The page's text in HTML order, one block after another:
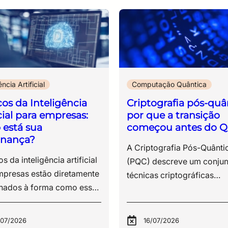
Artificial
da Inteligência
para empresas:
sua
uso de IA também passa a envolver obrigações legais. Diante dessas questões, estruturar governança de IA é uma medida necessária e urgente para alinhar inovação, segurança e responsabilidade. Sua empresa está pronta para esse novo momento? Ao longo deste conteúdo, você verá: Riscos operacionais e estratégicos da IA nas empresas A incorporação de inteligência artificial ao ambiente corporativo introduz uma série de riscos que não se limitam à tecnologia em si, mas se estendem à forma como dados, processos e decisões passam a ser conduzidos. Esses riscos costumam surgir de maneira gradual, à medida que o uso de IA se expande dentro da organização sem diretrizes claras. Abaixo, estão os principais pontos de atenção que gestores precisam considerar ao avaliar o uso de IA em suas operações. 10 riscos da inteligência artificial para empresas O uso corporativo de IA envolve um conjunto de exposições que, em muitos casos, não são percebidas no momento da adoção da ferramenta, mas se manifestam na operação, na segurança e na governança ao longo do tempo. 1. Uso de dados sensíveis em ferramentas públicas Funcionários podem inserir informações estratégicas, dados pessoais ou documentos internos em plataformas abertas de IA. Esse tipo de prática tende a resultar em perda de controle sobre dados corporativos, especialmente quando não há clareza sobre como essas informações são armazenadas, processadas ou reutilizadas pelos provedores. 2. Falta de rastreabilidade nas decisões Resultados gerados por IA nem sempre permitem identificar com precisão quais dados foram utilizados ou qual lógica levou àquela resposta. Isso dificulta auditorias, compromete a transparência e cria obstáculos relevantes em ambientes regulados. Esse risco ganha dimensão concreta quando se observa a ocorrência de conteúdos inteiramente fabricados por modelos generativos. Há registros recentes no Judiciário brasileiro em que decisões e fundamentos inexistentes foram apresentados em processos, gerando sanções por litigância de má-fé. Casos como esses evidenciam um ponto crítico – quando não há rastreabilidade, não há como validar a origem da informação nem sustentar sua confiabilidade. 3. Dependência de respostas não verificadas A ausência de rastreabilidade se conecta diretamente a outro problema: a incorporação de respostas sem validação. Modelos generativos produzem conteúdos com alto grau de coerência linguística, o que facilita sua aceitação como verdade. No entanto, essa plausibilidade não garante precisão. Quando essas respostas são integradas a relatórios, pareceres ou decisões internas sem revisão técnica, o erro deixa de ser pontual e passa a compor o fluxo operacional da empresa. O risco, nesse caso, não está apenas na resposta incorreta, mas na confiança atribuída a ela. 4. Shadow IT ampliada pelo uso de IA O uso de IA reflete em uma nova camada de shadow IT, conceito que descreve tecnologias adotadas fora da governança formal da área de TI. Na prática, colaboradores acessam ferramentas diretamente, sem avaliação prévia de segurança, compliance ou integração com os sistemas corporativos. Esse movimento fragmenta o ambiente tecnológico da organização. Diferentes áreas utilizam soluções distintas, com níveis variados de proteção, armazenamento e processamento de dados. O resultado é perda de visibilidade sobre o que está em uso, dificuldade de aplicar políticas de segurança e ausência de controle sobre como informações corporativas circulam fora dos ambientes oficiais. 5. Exposição a riscos de segurança da informação A utilização de IA fora de diretrizes estruturadas de governança de IA compromete diretamente os controles de segurança da informação. Dados podem ser transferidos para ambientes externos, processados por terceiros e armazenados fora das políticas definidas pela organização, o que entra em conflito com práticas alinhadas a normas como a ISO/IEC 27001. Nesse contexto, o problema não está apenas na tecnologia, mas na quebra de controles já estabelecidos. A IA cria novos fluxos de dados que, se não forem mapeados e protegidos, ampliam a superfície de exposição a incidentes. 6. Decisões automatizadas sem supervisão adequada A incorporação de IA em processos internos altera a forma como decisões são produzidas. Quando não há definição clara de revisão humana, sistemas automatizados passam a influenciar resultados sem que exista validação proporcional ao impacto da decisão. Em áreas como jurídico, financeiro ou atendimento, isso pode significar desde recomendações equivocadas até respostas incorretas a clientes ou análises inconsistentes utilizadas como base para decisões estratégicas. O risco se intensifica quando a automação ocorre de forma silenciosa, sem que a organização tenha mapeado onde a IA está sendo utilizada. 7. Viés algorítmico e impacto reputacional Modelos de IA refletem padrões presentes nos dados com os quais foram treinados. Isso inclui vieses históricos, distorções e desigualdades que podem ser reproduzidas nas respostas e decisões geradas. Em ambientes corporativos, esse risco se manifesta em processos de seleção, análise de crédito, priorização de atendimento ou qualquer outro contexto em que a IA interfira na tomada de decisão. Além das implicações éticas, há impacto direto na reputação da empresa e possibilidade de questionamentos legais, especialmente em cenários que envolvem discriminação ou tratamento desigual. 8. Falta de definição de responsabilidade A utilização de IA introduz um problema recorrente: a indefinição sobre quem responde pelos resultados. Quando uma decisão envolve tecnologia, múltiplos agentes participam do processo, o usuário que solicitou, a área que implementou, o fornecedor da ferramenta e a própria organização. Sem uma política de uso de IA que estabeleça responsabilidades, qualquer falha gera incerteza sobre accountability (responsabilidade), o que dificulta respostas rápidas, gestão de incidentes e defesa jurídica. 9. Desalinhamento com exigências regulatórias O uso corporativo de IA precisa dialogar com um conjunto crescente de normas relacionadas a proteção de dados, segurança da informação e transparência. Sem diretrizes claras, a utilização dessas ferramentas pode violar princípios da LGPD (Lei Geral de Proteção de Dados), especialmente em relação a tratamento de dados pessoais, finalidade e transparência. Além disso, como dissemos anteriormente, regulações específicas sobre inteligência artificial estão em discussão no Brasil e já avançam em outras jurisdições, o que amplia o risco de não conformidade para organizações que não estruturam governança desde agora. 10. Dependência tecnológica sem estratégia A adoção fragmentada de ferramentas de IA cria um cenário de dependência tecnológica sem planejamento. Diferentes soluções são incorporadas sem integração, sem padronização e sem critérios de longo prazo. Isso dificulta a gestão do ambiente, aumenta custos operacionais e limita a capacidade de evolução da arquitetura de TI. A dependência de fornecedores específicos também pode restringir a autonomia da organização, especialmente em contextos que exigem controle sobre dados, modelos e processos. Resumo dos principais riscos da inteligência artificial para empresas Riscos Grau de impacto Uso de dados sensíveis em ferramentas públicas Alto Falta de rastreabilidade nas decisões Alto Dependência de respostas não verificadas Alto Shadow IT Alto Exposição a riscos de segurança da informação Alto Decisões automatizadas sem supervisão adequada Alto Viés algorítmico Médio Falta de definição de responsabilidade Alto Desalinhamento com exigências r
2026
Computação Quântica
Criptografia pós-
por que a transição
começou antes do
A Criptografia Pós-Quântica (PQC) descreve um conjunto de técnicas criptográficas desenvolvidas para proteger dados de ataques executados por computadores quânticos, utilizando algoritmos resistentes à capacidade computacional esperada dessa nova geração de máquinas. O tema é estratégico porque boa parte da infraestrutura digital moderna ainda depende de algoritmos de criptografia assimétrica, como RSA e ECC, amplamente utilizados em certificados digitais, VPNs, assinaturas eletrônicas, autenticação e protocolos de comunicação segura. No entanto, esses modelos apresentam vulnerabilidades conhecidas diante da evolução da computação quântica e segurança, especialmente com o avanço de algoritmos quânticos capazes de resolver operações matemáticas consideradas inviáveis para computadores tradicionais. Embora computadores quânticos capazes de quebrar esses padrões em larga escala ainda não estejam plenamente disponíveis, o risco já existe no presente. Ataques conhecidos como Harvest Now, Decrypt Later (“coletar agora, descriptografar depois”) seguem exatamente essa lógica, na qual informações criptografadas são capturadas hoje para serem descriptografadas futuramente, quando a capacidade computacional quântica atingir maturidade suficiente. O impacto desse cenário é particularmente crítico para organizações que lidam com dados sensíveis e de longo ciclo de vida, como: ● registros médicos; ● propriedade intelectual; ● contratos estratégicos; ● sistemas financeiros; ● infraestrutura crítica; ● informações governamentais sensíveis. Por esse motivo, a ameaça quântica é um dos pilares da resiliência cibernética contemporânea, que compõe a governança de risco tecnológico e a proteção de dados de longo prazo. Ao longo deste conteúdo, vamos analisar: ● o que é criptografia pós-quântica; ● por que a transição começou antes do chamado Q-Day; ● como os novos algoritmos NIST estão sendo estruturados; ● quais riscos os modelos criptográficos atuais já enfrentam; ● por que a agilidade criptográfica se tornou prioridade para estratégias modernas de segurança da informação. Este artigo integra o cluster de conteúdos sobre computação quântica da ESR e aprofunda a discussão iniciada no conteúdo sobre computação quântica e criptografia e seus impactos na segurança digital. Veja também: Quais são os três padrões da criptografia pós-quântica?Computação quântica e cibersegurança: o que muda na proteção de dados O que é o Q-Day e por que ele preocupa a segurança digital? O termo Q-Day é utilizado para descrever o momento em que computadores quânticos terão capacidade prática de quebrar algoritmos criptográficos amplamente utilizados atualmente. A segurança digital moderna depende da dificuldade matemática de resolver determinados problemas computacionais, como o RSA, baseado na fatoração de números primos extremamente grandes, e a Criptografia de Curva Elíptica (ECC), sustentada pela complexidade matemática de operações sobre curvas elípticas. Em computadores clássicos, essas operações exigiriam um tempo computacional inviável, limitação técnica sobre a qual a criptografia assimétrica contemporânea foi construída. A computação quântica modifica essa lógica ao operar com princípios diferentes da computação tradicional. Algoritmos quânticos, como o algoritmo de Shor, conseguem resolver determinados problemas matemáticos de forma exponencialmente mais eficiente. Em termos práticos, isso significa que mecanismos considerados seguros hoje poderão apresentar vulnerabilidades quando a capacidade computacional quântica atingir sua maturidade operacional. Esse cenário afeta diretamente as tecnologias utilizadas diariamente em ambientes corporativos e governamentais, incluindo: ● certificados digitais; ● autenticação multifator; ● VPNs; ● assinaturas eletrônicas; ● infraestrutura PKI; ● protocolos TLS; ● transações financeiras; ● comunicações críticas. Por esse motivo, a discussão sobre computação quântica e segurança aborda continuidade operacional, proteção de dados sensíveis e governança de risco tecnológico. A questão mais sensível, porém, envolve a relação entre tempo e confidencialidade da informação. Muitos dados precisam permanecer protegidos durante décadas. Informações médicas, registros governamentais, propriedade intelectual, contratos estratégicos e sistemas de defesa possuem valor permanente ou de longo prazo. Nesse contexto, a preocupação não está restrita ao momento em que o Q-Day ocorrerá, mas à exposição acumulada até lá. É desse desafio que surge o conceito de Harvest Now, Decrypt Later, considerado um dos principais aceleradores da transição para a criptografia pós-quântica. O que é a ameaça Harvest Now, Decrypt Later O modelo Harvest Now, Decrypt Later parte de uma lógica relativamente simples: coletar hoje informações criptografadas para descriptografá-las futuramente, quando houver capacidade computacional suficiente para quebrar os algoritmos atuais. Isso significa que um dado protegido hoje não está necessariamente seguro no longo prazo. Mesmo sem capacidade imediata de descriptografia, agentes maliciosos podem armazenar grandes volumes de informação e aguardar a maturidade operacional da computação quântica. Essa dinâmica altera a forma como a segurança da informação é analisada. Historicamente, a proteção criptográfica era avaliada considerando as ameaças contemporâneas. Com o avanço da ameaça quântica, o horizonte de risco se expande para dados que continuarão sensíveis muitos anos depois da coleta. O valor temporal da informação assume papel central dentro da estratégia de proteção digital. Quanto maior a necessidade de confidencialidade prolongada, maior tende a ser a exposição associada à permanência em algoritmos vulneráveis, especialmente em estruturas que ainda dependem exclusivamente de RSA e ECC. Esse cenário afeta diretamente setores como: ● saúde; ● defesa; ● sistema financeiro; ● infraestrutura crítica; ● telecomunicações; ● pesquisa científica; ● administração pública. Em muitos desses ambientes, o ciclo de vida da informação ultrapassa 10 ou 20 anos. Registros médicos, documentos estratégicos, dados governamentais sensíveis e propriedade intelectual precisam manter a confidencialidade durante períodos muito superiores ao tempo médio de atualização da infraestrutura tecnológica. Por esse motivo, a transição para modelos de segurança pós-quântica não pode ser tratada como uma atualização pontual de software ou hardware. A discussão envolve governança, continuidade operacional e planejamento de longo prazo para a proteção de dados sensíveis. Essa preocupação acelerou o desenvolvimento dos novos algoritmos NIST PQC, uma das principais referências internacionais para a transição criptográfica. Os novos padrões do NIST e a corrida pela segurança pós-quântica A necessidade de substituir algoritmos vulneráveis à computação quântica levou o National Institute of Standards and Technology (NIST) a conduzir um dos projetos de padronização criptográfica mais relevantes das últimas décadas. O objetivo era selecionar algoritmos capazes de preservar a confidencialidade, a autenticação e a integridade mesmo diante da evolução da capacidade computacional quântica. O processo começou em 2016 e reuniu pesquisadores, universidades, empresas de tecnologia e especialistas em segurança da informação de diferentes países. Durante anos, os algoritmos candidatos foram submetidos a auditorias públicas, testes de desempenho, análises matemáticas e avaliações de interoperabilidade. A validação não estava restrita à resistência criptográfica. Os novos padrões precisavam operar em ambientes reais, com limitações de processamento, consumo de memória, escalabilidade e compatibilidade com infraestruturas já existentes. Diante disso, entre os algoritmos selecionados pelo NIST, alguns se tornaram centrais para a transição da criptografia pós-quântica. 1. H3 ML-KEM – proteção para a troca de chaves criptográficas O ML-KEM, baseado no CRYSTALS-Kyber, foi selecionado como padrão para encapsulamento e troca de chaves criptográficas. Sua função é proteger a comunicação entre sistemas, impedindo que terceiros interceptem ou reconstruam chaves utilizadas em conexões seguras. Esse algoritmo ocupa posição estratégica porque operações de troca de chaves sustentam protocolos utilizados diariamente em VPNs, TLS, aplicações corporativas e serviços digitais. O modelo foi desenvolvido para equilibrar: ● a resistência a ataques quânticos; ● o desempenho computacional; ● a eficiência operacional; ● a viabilidade de implementação em larga escala. 2. H3 ML-DSA e a proteção das assinaturas digitais Outro ponto crítico da transição criptográfica envolve assinaturas digitais. O ML-DSA, derivado do CRYSTALS-Dilithium, foi escolhido pelo NIST para garantir a autenticidade e a integridade em ambientes sujeitos à ameaça quântica. Na prática, esse algoritmo protege mecanismos utilizados em: ● autenticação; ● certificados digitais; ● assinatura de documentos; ● validação de software; ● identidade digital. A escolha do NIST sinaliza uma mudança importante na arquitetura da confiança digital contemporânea. Isso ocorre porque assinaturas digitais sustentam boa parte das operações eletrônicas modernas, desde transações financeiras até infraestrutura governamental. 3. H3 SLH-DSA e
16/07/2026